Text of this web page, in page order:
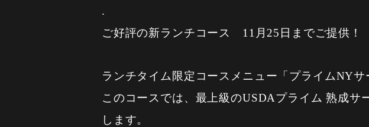
.
ご好評の新ランチコース 11月25日までご提供！
ランチタイム限定コースメニュー「プライムNYサ
このコースでは、最上級のUSDAプライム 熟成
します。